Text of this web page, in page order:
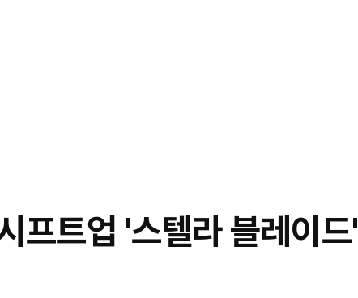
프트업 '스텔라 블레이드'